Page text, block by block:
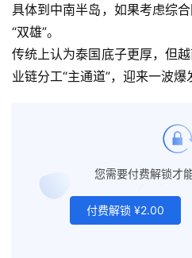
具体到中南半岛，如果考虑综
“双雄”。
传统上认为泰国底子更厚，但
业链分工“主通道”，迎来一波爆
您需要付费解锁才
付费解锁 ¥2.00